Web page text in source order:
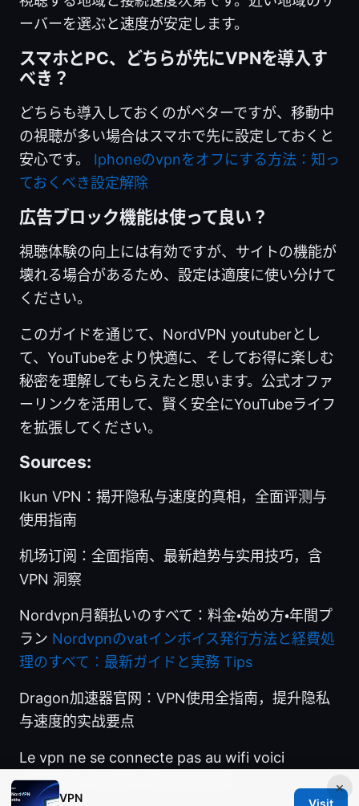
ーバーを選ぶと速度が安定します。
スマホとPC、どちらが先にVPNを導入す
べき？
どちらも導入しておくのがベターですが、移動中
の視聴が多い場合はスマホで先に設定しておくと
安心です。 Iphoneのvpnをオフにする方法：知っ
ておくべき設定解除
広告ブロック機能は使って良い？
視聴体験の向上には有効ですが、サイトの機能が
壊れる場合があるため、設定は適度に使い分けて
ください。
このガイドを通じて、NordVPN youtuberとし
て、YouTubeをより快適に、そしてお得に楽しむ
秘密を理解してもらえたと思います。公式オファ
ーリンクを活用して、賢く安全にYouTubeライフ
を拡張してください。
Sources:
Ikun VPN：揭开隐私与速度的真相，全面评测与
使用指南
机场订阅：全面指南、最新趋势与实用技巧，含
VPN 洞察
Nordvpn月額払いのすべて：料金・始め方・年間プ
ラン Nordvpnのvatインボイス発行方法と経費処
理のすべて：最新ガイドと実務 Tips
Dragon加速器官网：VPN使用全指南，提升隐私
与速度的实战要点
Le vpn ne se connecte pas au wifi voici
comment reparer ca facilement
×
VPN Visit